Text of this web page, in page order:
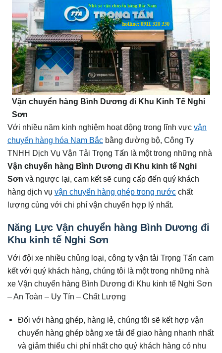
Vận chuyển hàng Bình Dương đi Khu Kinh Tế Nghi
Sơn
Với nhiều năm kinh nghiệm hoạt động trong lĩnh vực vận
chuyển hàng hóa Nam Bắc bằng đường bộ, Công Ty
TNHH Dịch Vụ Vận Tải Trọng Tấn là một trong những nhà
Vận chuyển hàng Bình Dương đi Khu kinh tế Nghi
Sơn và ngược lại, cam kết sẽ cung cấp đến quý khách
hàng dịch vụ vận chuyển hàng ghép trong nước chất
lượng cùng với chi phí vận chuyển hợp lý nhất.
Năng Lực Vận chuyển hàng Bình Dương đi
Khu kinh tế Nghi Sơn
Với đội xe nhiều chủng loại, công ty vận tải Trọng Tấn cam
kết với quý khách hàng, chúng tôi là một trong những nhà
xe Vận chuyển hàng Bình Dương đi Khu kinh tế Nghi Sơn
– An Toàn – Uy Tín – Chất Lượng
Đối với hàng ghép, hàng lẻ, chúng tôi sẽ kết hợp vận
chuyển hàng ghép bằng xe tải để giao hàng nhanh nhất
và giảm thiểu chi phí nhất cho quý khách hàng có nhu